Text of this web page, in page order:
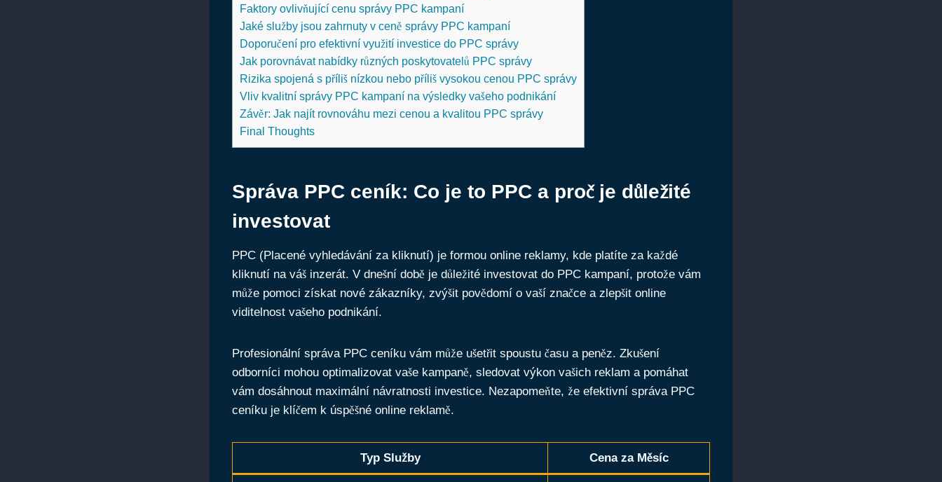
Faktory ovlivňující cenu správy PPC kampaní
Jaké služby jsou zahrnuty v ceně správy PPC kampaní
Doporučení pro efektivní využití investice do PPC správy
Jak porovnávat nabídky různých poskytovatelů PPC správy
Rizika spojená s příliš nízkou nebo příliš vysokou cenou PPC správy
Vliv kvalitní správy PPC kampaní na výsledky vašeho podnikání
Závěr: Jak najít rovnováhu mezi cenou a kvalitou PPC správy
Final Thoughts
Správa PPC ceník: Co je to PPC a proč je důležité
investovat
PPC (Placené vyhledávání za kliknutí) je formou online reklamy, kde platíte za každé
kliknutí na váš inzerát. V dnešní době je důležité investovat do PPC kampaní, protože vám
může pomoci získat nové zákazníky, zvýšit povědomí o vaší značce a zlepšit online
viditelnost vašeho podnikání.
Profesionální správa PPC ceníku vám může ušetřit spoustu času a peněz. Zkušení
odborníci mohou optimalizovat vaše kampaně, sledovat výkon vašich reklam a pomáhat
vám dosáhnout maximální návratnosti investice. Nezapomeňte, že efektivní správa PPC
ceníku je klíčem k úspěšné online reklamě.
Typ Služby Cena za Měsíc